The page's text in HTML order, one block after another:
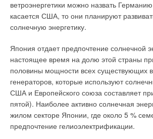
ветроэнергетики можно назвать
касается США, то они планируют
солнечную энергетику.
Япония отдает предпочтение солнечной
настоящее время на долю этой страны
половины мощности всех существующих
генераторов, которые используют
США и Европейского союза составляет
пятой). Наиболее активно солнечная
жилом секторе Японии, где около 5 %
предпочтение гелиоэлектрификации.
сторон).
При этом могут быть использованы
соединительные детали (тройники либо
различными углами α (45°, 60° и 90°)
части. Вполне закономерно, что под
горизонтальной (в отводных
вертикальной (в стояках) составляющих
санитарно-технических приборов
транспортируются по поэтажным
имеющим уклон, вертикальным
наружную канализационную сеть через